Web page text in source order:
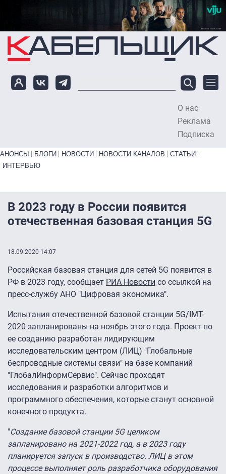
Перейти к основному содержанию
О нас
Реклама
Подписка
Primary links bottom
АНОНСЫ БЛОГИ НОВОСТИ НОВОСТИ КАНАЛОВ
СТАТЬИ
ИНТЕРВЬЮ
В 2023 году в России появится
отечественная базовая станция 5G
18.09.2020 14:07
Российская базовая станция для сетей 5G появится в
РФ в 2023 году, сообщает РИА Новости со ссылкой на
пресс-службу АНО "Цифровая экономика".
Испытания отечественной базовой станции 5G/IMT-
2020 запланированы на ноябрь этого года. Проект по
ее созданию разработан лидирующим
исследовательским центром (ЛИЦ) "Глобальные
беспроводные системы связи" на базе компаний
"ГлобалИнформСервис". Сейчас проходят
исследования и разработки алгоритмов и
программного обеспечения, которые станут основной
конечного продукта.
"Создание базовой станции 5G целиком
запланировано на 2021-2022 год, а в 2023 году
планируется запуск в производство. ЛИЦ в этом
процессе выполняет роль разработчика оборудования